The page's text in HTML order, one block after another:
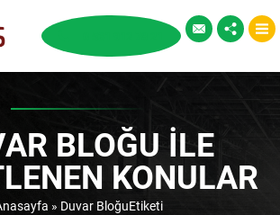
BLOĞU ILE
KONULAR
» Duvar BloğuEtiketi